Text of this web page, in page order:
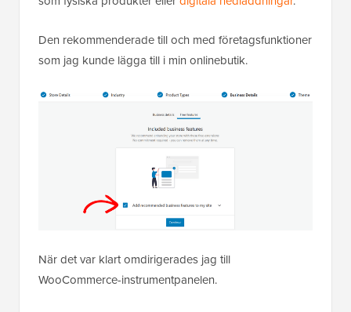
Den rekommenderade till och med företagsfunktioner
som jag kunde lägga till i min onlinebutik.
När det var klart omdirigerades jag till
WooCommerce-instrumentpanelen.